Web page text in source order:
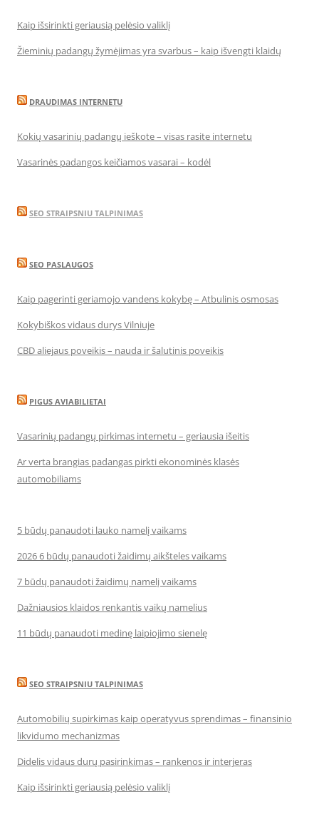
Kaip išsirinkti geriausią pelėsio valiklį
Žieminių padangų žymėjimas yra svarbus – kaip išvengti klaidų
DRAUDIMAS INTERNETU
Kokių vasarinių padangų ieškote – visas rasite internetu
Vasarinės padangos keičiamos vasarai – kodėl
SEO STRAIPSNIU TALPINIMAS
SEO PASLAUGOS
Kaip pagerinti geriamojo vandens kokybę – Atbulinis osmosas
Kokybiškos vidaus durys Vilniuje
CBD aliejaus poveikis – nauda ir šalutinis poveikis
PIGUS AVIABILIETAI
Vasarinių padangų pirkimas internetu – geriausia išeitis
Ar verta brangias padangas pirkti ekonominės klasės
automobiliams
5 būdų panaudoti lauko namelį vaikams
2026 6 būdų panaudoti žaidimų aikšteles vaikams
7 būdų panaudoti žaidimų namelį vaikams
Dažniausios klaidos renkantis vaikų namelius
11 būdų panaudoti medinę laipiojimo sienelę
SEO STRAIPSNIU TALPINIMAS
Automobilių supirkimas kaip operatyvus sprendimas – finansinio
likvidumo mechanizmas
Didelis vidaus durų pasirinkimas – rankenos ir interjeras
Kaip išsirinkti geriausią pelėsio valiklį